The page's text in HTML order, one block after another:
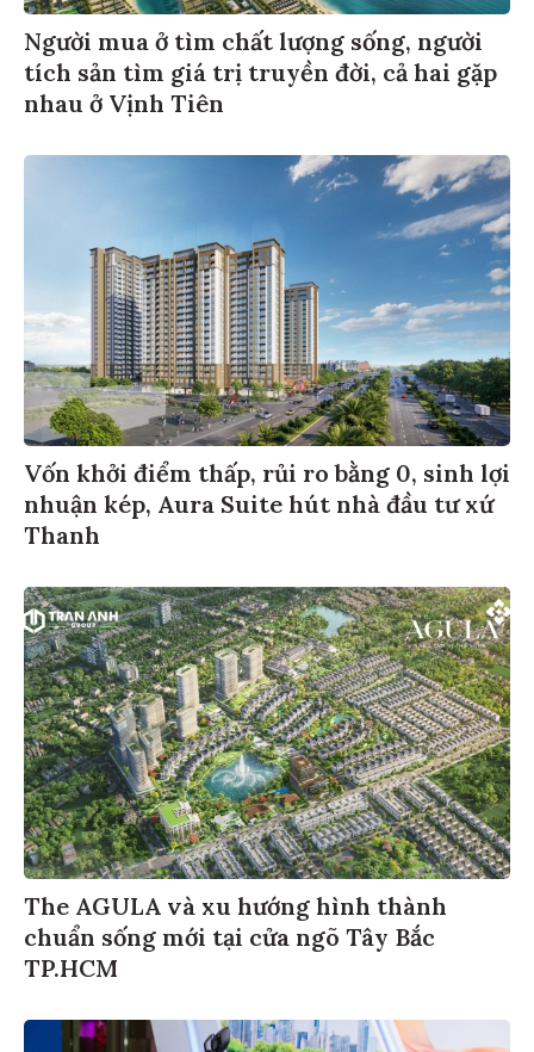
Người mua ở tìm chất lượng sống, người
tích sản tìm giá trị truyền đời, cả hai gặp
nhau ở Vịnh Tiên
Vốn khởi điểm thấp, rủi ro bằng 0, sinh lợi
nhuận kép, Aura Suite hút nhà đầu tư xứ
Thanh
The AGULA và xu hướng hình thành
chuẩn sống mới tại cửa ngõ Tây Bắc
TP.HCM